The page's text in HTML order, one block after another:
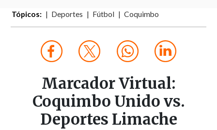
Tópicos: Deportes Fútbol Coquimbo
Marcador Virtual:
Coquimbo Unido vs.
Deportes Limache